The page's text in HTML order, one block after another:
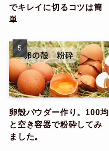
でキレイに切るコツは簡
単
卵殻パウダー作り。100均
と空き容器で粉砕してみ
ました。